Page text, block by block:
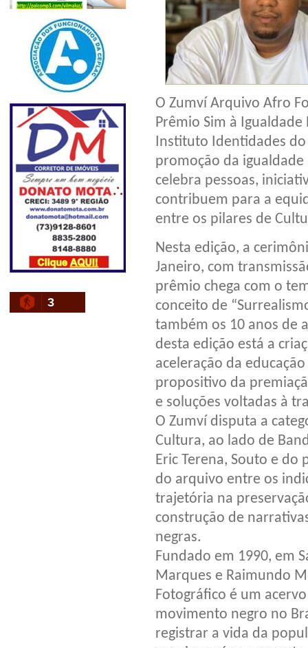
3
O Zumví Arquivo Afro
Prêmio Sim à
Instituto Identidades do
promoção da
celebra pessoas,
contribuem para a
entre os pilares de
Nesta edição, a
Janeiro, com
prêmio chega com o
conceito de
também os 10 anos de
desta edição está a
aceleração da
propositivo da
e soluções voltadas à
O Zumví disputa a
Cultura, ao lado de
Eric Terena, Souto e
do arquivo entre os
trajetória na
construção de
negras.
Fundado em 1990, em
Marques e Raimundo
Fotográfico é um
movimento negro no
registrar a vida da